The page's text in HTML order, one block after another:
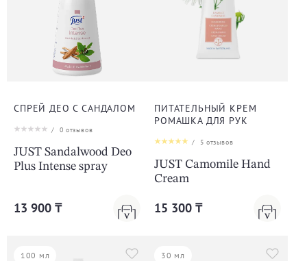
СПРЕЙ ДЕО С САНДАЛОМ
/ 0 отзывов
JUST Sandalwood Deo
Plus Intense spray
13 900 ₸
ПИТАТЕЛЬНЫЙ КРЕМ
РОМАШКА ДЛЯ РУК
/ 5 отзывов
JUST Camomile Hand
Cream
15 300 ₸
100 мл 30 мл